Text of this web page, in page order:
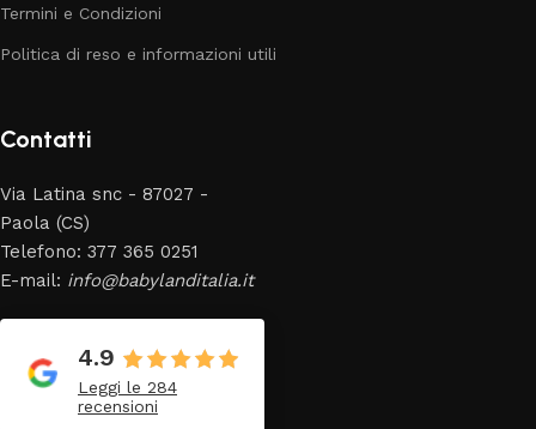
Termini e Condizioni
Politica di reso e informazioni utili
Contatti
Via Latina snc - 87027 -
Paola (CS)
Telefono: 377 365 0251
E-mail: info@babylanditalia.it
4.9
Leggi le 284
recensioni